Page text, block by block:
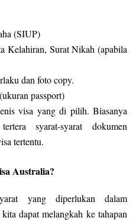
(SIUP)
Surat Nikah (apabila
dan foto copy.
passport)
visa yang di pilih. Biasanya
syarat-syarat dokumen
tertentu.
Australia?
yang diperlukan dalam
dapat melangkah ke tahapan